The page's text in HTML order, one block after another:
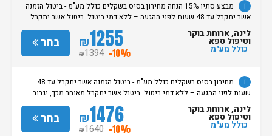
i
מבצע סתיו 15% הנחה מחירון בסיס בשקלים כולל מע"מ - ביטול הזמנה
אשר יתקבל עד 48 שעות לפני ההגעה – ללא דמי ביטול. ביטול אשר יתקבל
מאוחר מכך, יגרור חיוב בסך 50% מעלות ההזמנה. אי הגעה ללא כל הודעה
מוקדמת תגרור חיוב בסך 100% מעלות ההזמנה. מדיניות קבלת/עזיבת חדרים:
שעת קבלת החדרים הינה החל מהשעה 15:00. בימי שבת / חג: קבלת חדרים
החל מצאת השבת/החג. שעת עזיבת חדרים בכל ימות השבוע עד השעה 11:00.
בחר ₪1255
₪1394 -10%
לינה, ארוחת בוקר
וטיפול ספא
כולל מע"מ
i
מחירון בסיס בשקלים כולל מע"מ - ביטול הזמנה אשר יתקבל עד 48
שעות לפני ההגעה – ללא דמי ביטול. ביטול אשר יתקבל מאוחר מכך, יגרור
חיוב בסך 50% מעלות ההזמנה. אי הגעה ללא כל הודעה מוקדמת תגרור חיוב
בסך 100% מעלות ההזמנה. מדיניות קבלת/עזיבת חדרים: שעת קבלת החדרים
הינה החל מהשעה 15:00. בימי שבת / חג: קבלת חדרים החל מצאתבחר ₪1476
₪1640 -10%
לינה, ארוחת בוקר
וטיפול ספא
כולל מע"מ